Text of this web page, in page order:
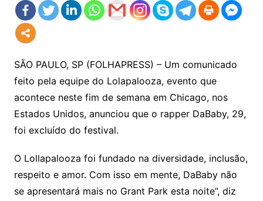
SÃO PAULO, SP (FOLHAPRESS) – Um comunicado
feito pela equipe do Lolapalooza, evento que
acontece neste fim de semana em Chicago, nos
Estados Unidos, anunciou que o rapper DaBaby, 29,
foi excluído do festival.
O Lollapalooza foi fundado na diversidade, inclusão,
respeito e amor. Com isso em mente, DaBaby não
se apresentará mais no Grant Park esta noite”, diz